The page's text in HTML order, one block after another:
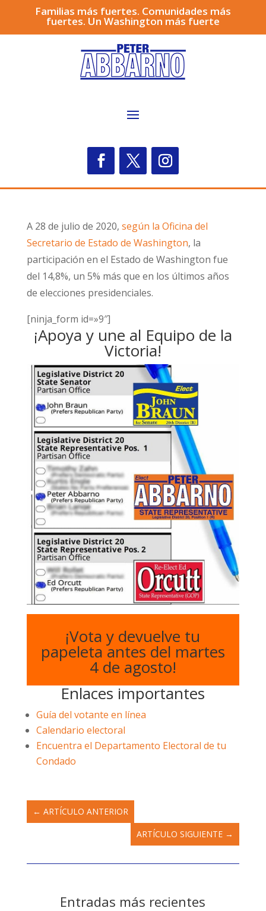
Familias más fuertes. Comunidades más
fuertes. Un Washington más fuerte
A 28 de julio de 2020, según la Oficina del
Secretario de Estado de Washington, la
participación en el Estado de Washington fue
del 14,8%, un 5% más que en los últimos años
de elecciones presidenciales.
[ninja_form id=»9″]
¡Apoya y une al Equipo de la
Victoria!
¡Vota y devuelve tu
papeleta antes del martes
4 de agosto!
Enlaces importantes
Guía del votante en línea
Calendario electoral
Encuentra el Departamento Electoral de tu
Condado
← ARTÍCULO ANTERIOR
ARTÍCULO SIGUIENTE →
Entradas más recientes